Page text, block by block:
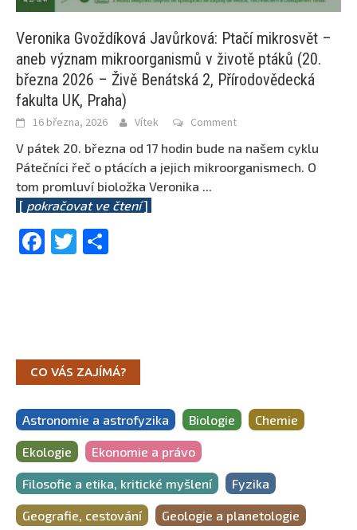
Veronika Gvoždíková Javůrková: Ptačí mikrosvět –
aneb význam mikroorganismů v životě ptáků (20.
března 2026 – Živě Benátská 2, Přírodovědecká
fakulta UK, Praha)
16 března, 2026 Vítek Comment
V pátek 20. března od 17 hodin bude na našem cyklu
Pátečníci řeč o ptácích a jejich mikroorganismech. O
tom promluví bioložka Veronika ...
[ pokračovat ve čtení]
Facebook
Twitter
CO VÁS ZAJÍMÁ?
Astronomie a astrofyzika Biologie Chemie
Ekologie Ekonomie a právo
Filosofie a etika, kritické myšlení Fyzika
Geografie, cestování Geologie a planetologie